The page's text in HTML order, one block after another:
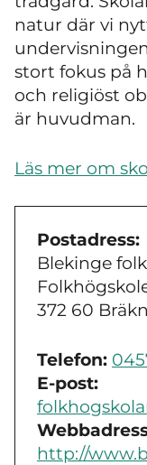
natur där vi
stort fokus på
och religiöst
är huvudman.
Läs mer om
Postadress:
Blekinge
372 60
Telefon:
E-post:
http://